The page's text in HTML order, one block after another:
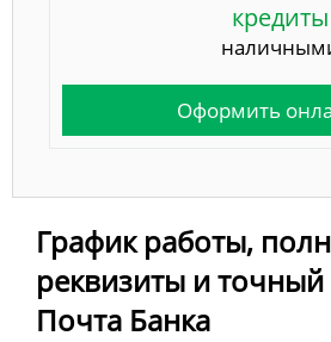
кредиты
Оформить
График работы,
реквизиты и точный
Почта Банка